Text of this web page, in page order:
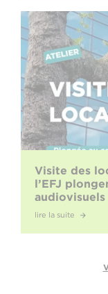
Visite des
l’EFJ
audiovisuels
lire la suite